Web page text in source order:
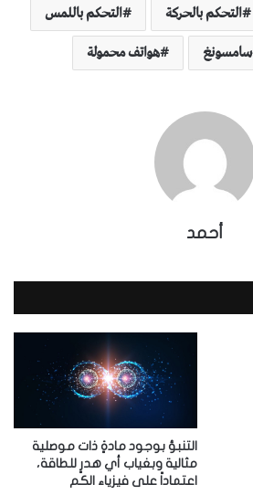
التحكم بالحركة
التحكم باللمس
سامسونغ هواتف محمولة
أحمد
التنبؤ بوجود مادةٍ ذات موصلية
مثالية وبغياب أي هدرٍ للطاقة،
اعتماداً على فيزياء الكم